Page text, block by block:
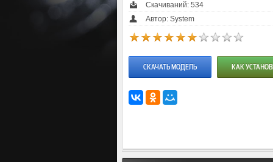
Скачиваний: 534
Автор: System
СКАЧАТЬ МОДЕЛЬ КАК